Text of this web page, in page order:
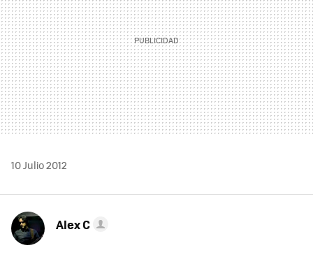
10 Julio 2012
Alex C